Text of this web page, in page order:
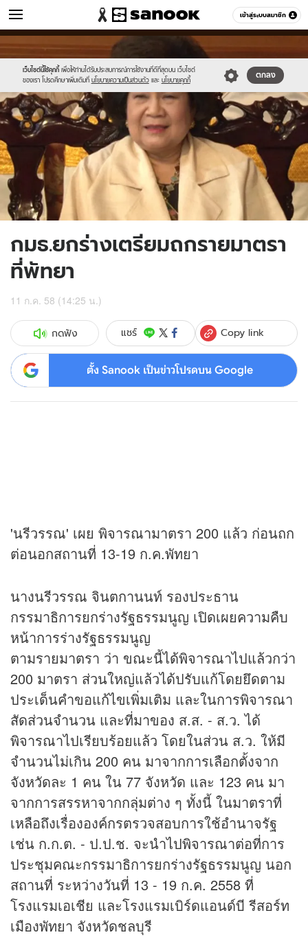
เข้าสู่ระบบสมาชิก
ข่าว หมวดอื่นๆ
เว็บไซต์นี้ใช้คุกกี้ เพื่อให้ท่านได้รับประสบการณ์การใช้งานที่ดีที่สุดบน เว็บไซต์
ของเรา โปรดศึกษาเพิ่มเติมที่ นโยบายความเป็นส่วนตัว และ นโยบายคุกกี้
ตกลง
Sanook
//s.isanook.com/sr/0/images/logo-
new-
sanook.png
600
60
//s.isanook.com/ns/0/ud/365/1828022/631217-
01.jpg
กมธ.ยกร่างเตรียมถกรายมาตรา
ที่พัทยา
11 ก.ค. 58 (14:25 น.)
กดฟัง แชร์ Copy link
ตั้ง Sanook เป็นข่าวโปรดบน Google
'นรีวรรณ' เผย พิจารณามาตรา 200 แล้ว ก่อนถก
ต่อนอกสถานที่ 13-19 ก.ค.พัทยา
นางนรีวรรณ จินตกานนท์ รองประธาน
กรรมาธิการยกร่างรัฐธรรมนูญ เปิดเผยความคืบ
หน้าการร่างรัฐธรรมนูญ
ตามรายมาตรา ว่า ขณะนี้ได้พิจารณาไปแล้วกว่า
200 มาตรา ส่วนใหญ่แล้วได้ปรับแก้โดยยึดตาม
ประเด็นคำขอแก้ไขเพิ่มเติม และในการพิจารณา
สัดส่วนจำนวน และที่มาของ ส.ส. - ส.ว. ได้
พิจารณาไปเรียบร้อยแล้ว โดยในส่วน ส.ว. ให้มี
จำนวนไม่เกิน 200 คน มาจากการเลือกตั้งจาก
จังหวัดละ 1 คน ใน 77 จังหวัด และ 123 คน มา
จากการสรรหาจากกลุ่มต่าง ๆ ทั้งนี้ ในมาตราที่
เหลือถึงเรื่ององค์กรตรวจสอบการใช้อำนาจรัฐ
เช่น ก.ก.ต. - ป.ป.ช. จะนำไปพิจารณาต่อที่การ
ประชุมคณะกรรมาธิการยกร่างรัฐธรรมนูญ นอก
สถานที่ ระหว่างวันที่ 13 - 19 ก.ค. 2558 ที่
โรงแรมเอเชีย และโรงแรมเบิร์ดแอนด์บี รีสอร์ท
เมืองพัทยา จังหวัดชลบุรี